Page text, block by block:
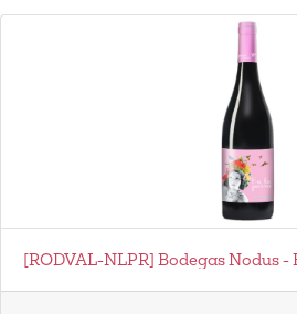
[RODVAL-NLPR] Bodegas Nodus -